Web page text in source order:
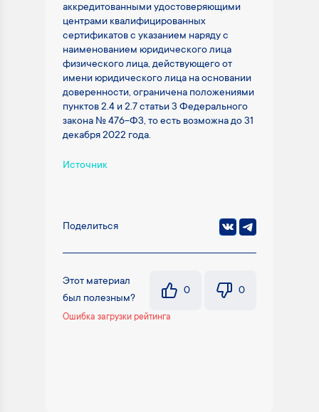
аккредитованными удостоверяющими
центрами квалифицированных
сертификатов с указанием наряду с
наименованием юридического лица
физического лица, действующего от
имени юридического лица на основании
доверенности, ограничена положениями
пунктов 2.4 и 2.7 статьи 3 Федерального
закона № 476-ФЗ, то есть возможна до 31
декабря 2022 года.
Источник
Поделиться
Этот материал
был полезным?
0 0
Ошибка загрузки рейтинга